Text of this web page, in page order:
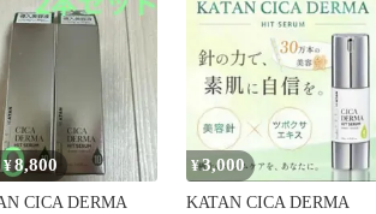
¥8,800
CICA DERMA
¥3,000
KATAN CICA DERMA